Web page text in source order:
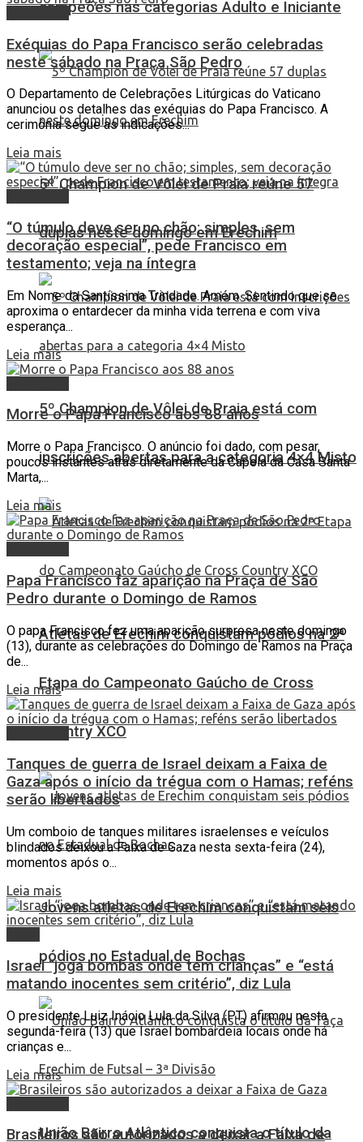
campeões nas categorias Adulto e Iniciante
5º Champion de Vôlei de Praia reúne 57
duplas neste domingo em Erechim
5º Champion de Vôlei de Praia está com
inscrições abertas para a categoria 4×4 Misto
Atletas de Erechim conquistam pódios na 2ª
Etapa do Campeonato Gaúcho de Cross
Country XCO
Jovens atletas de Erechim conquistam seis
pódios no Estadual de Bochas
União Bairro Atlântico conquista o título da
Exéquias do Papa Francisco serão celebradas
neste sábado na Praça São Pedro
O Departamento de Celebrações Litúrgicas do Vaticano
anunciou os detalhes das exéquias do Papa Francisco. A
cerimônia segue as indicações...
Leia mais
“O túmulo deve ser no chão; simples, sem
decoração especial”, pede Francisco em
testamento; veja na íntegra
Em Nome da Santíssima Trindade. Amém. Sentindo que se
aproxima o entardecer da minha vida terrena e com viva
esperança...
Leia mais
Morre o Papa Francisco aos 88 anos
Morre o Papa Francisco. O anúncio foi dado, com pesar,
poucos instantes atrás diretamente da Capela da Casa Santa
Marta,...
Leia mais
Papa Francisco faz aparição na Praça de São
Pedro durante o Domingo de Ramos
O papa Francisco fez uma aparição surpresa neste domingo
(13), durante as celebrações do Domingo de Ramos na Praça
de...
Leia mais
Tanques de guerra de Israel deixam a Faixa de
Gaza após o início da trégua com o Hamas; reféns
serão libertados
Um comboio de tanques militares israelenses e veículos
blindados deixou a Faixa de Gaza nesta sexta-feira (24),
momentos após o...
Leia mais
Israel “joga bombas onde tem crianças” e “está
matando inocentes sem critério”, diz Lula
O presidente Luiz Inácio Lula da Silva (PT) afirmou nesta
segunda-feira (13) que Israel bombardeia locais onde há
crianças e...
Leia mais
Brasileiros são autorizados a deixar a Faixa de